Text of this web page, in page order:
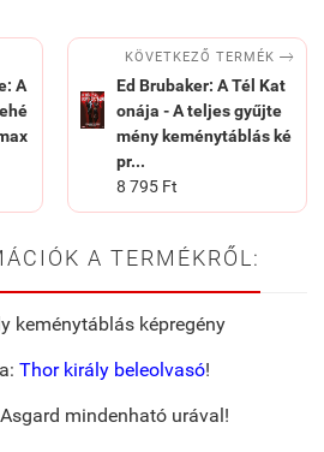
A
KÖVETKEZŐ TERMÉK 
Ed Brubaker: A Tél Kat
onája - A teljes gyűjte
mény keménytáblás ké
pr...
8 795 Ft
A TERMÉKRŐL:
keménytáblás képregény
Thor király beleolvasó!
mindenható urával!